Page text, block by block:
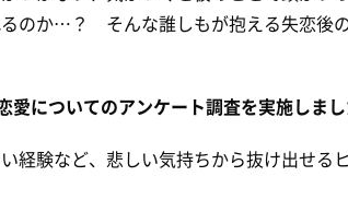
のか…？ そんな誰しもが抱える失恋後
についてのアンケート調査を実施しまし
経験など、悲しい気持ちから抜け出せる